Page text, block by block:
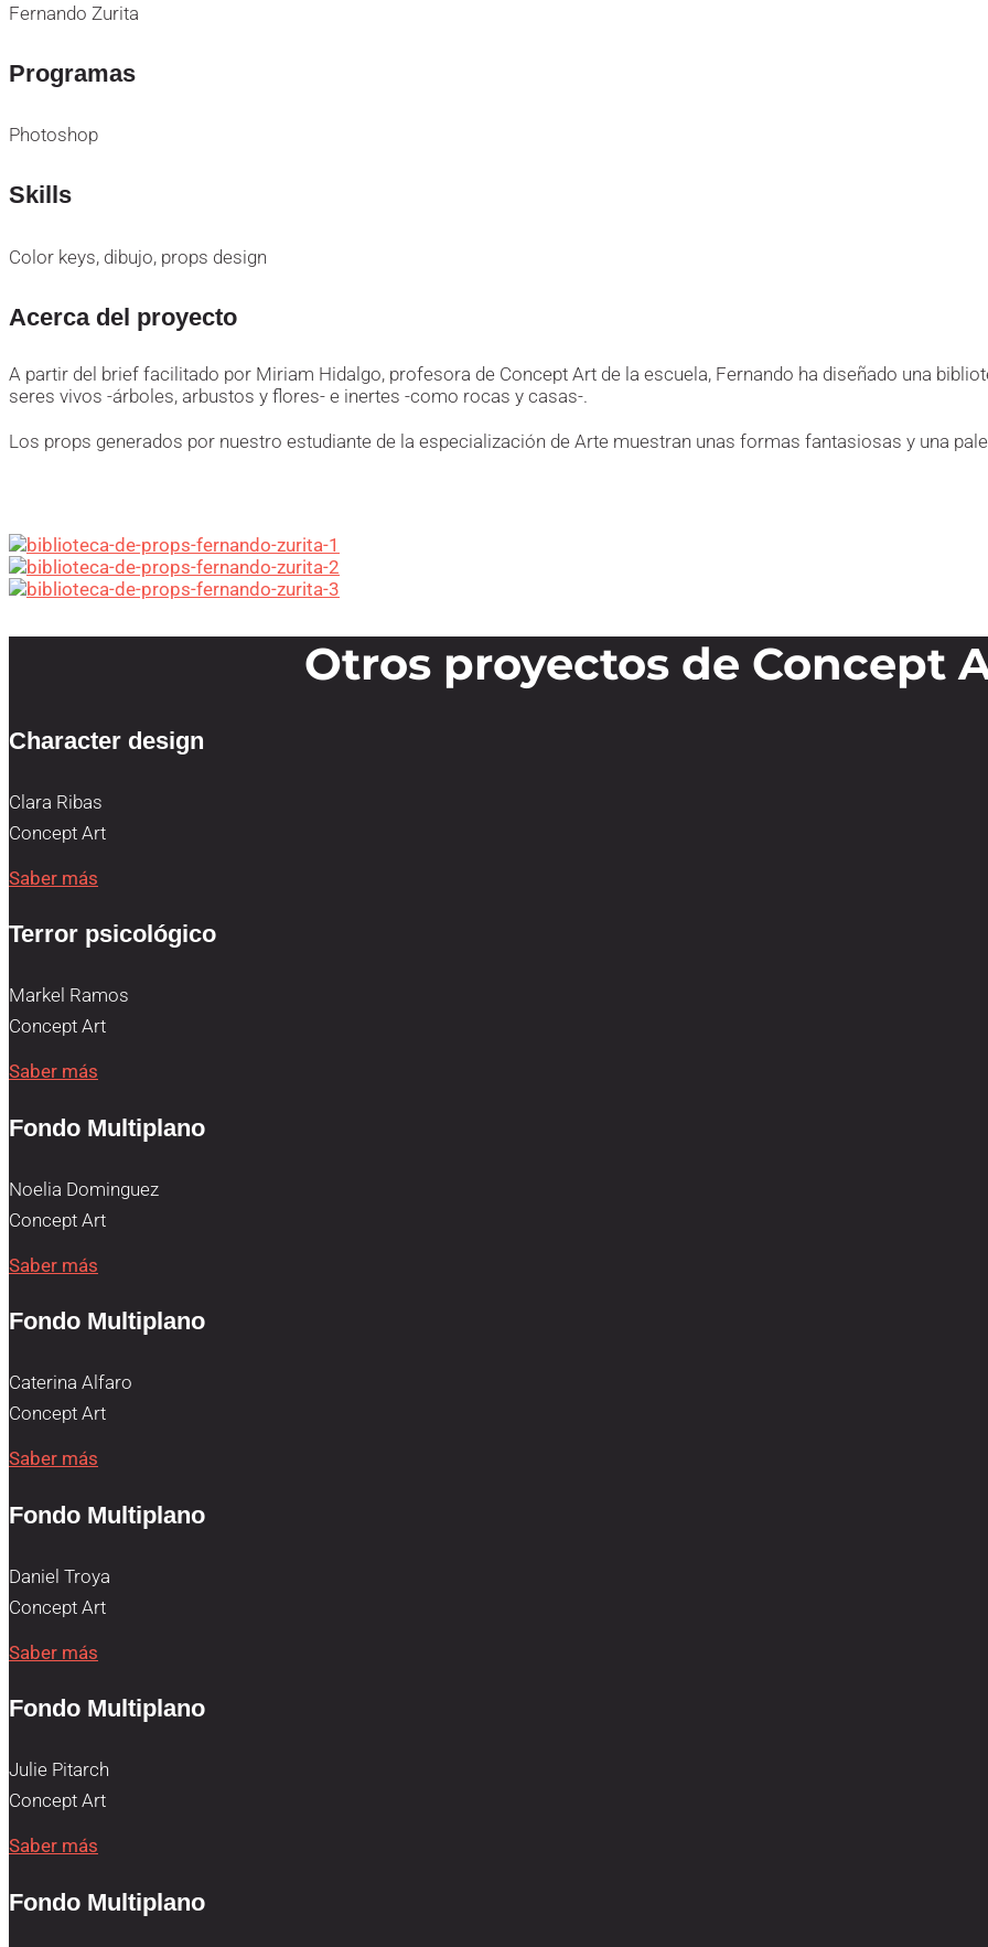
Fernando Zurita
Programas
Photoshop
Skills
Color keys, dibujo, props design
Acerca del proyecto
A partir del brief facilitado por Miriam Hidalgo, profesora de Concept Art de la escuela, Fernando ha diseñado una
seres vivos -árboles, arbustos y flores- e inertes -como rocas y casas-.
Los props generados por nuestro estudiante de la especialización de Arte muestran unas formas fantasiosas y una
Otros proyectos de Concept
Character design
Clara Ribas
Concept Art
Saber más
Terror psicológico
Markel Ramos
Concept Art
Saber más
Fondo Multiplano
Noelia Dominguez
Concept Art
Saber más
Fondo Multiplano
Caterina Alfaro
Concept Art
Saber más
Fondo Multiplano
Daniel Troya
Concept Art
Saber más
Fondo Multiplano
Julie Pitarch
Concept Art
Saber más
Fondo Multiplano